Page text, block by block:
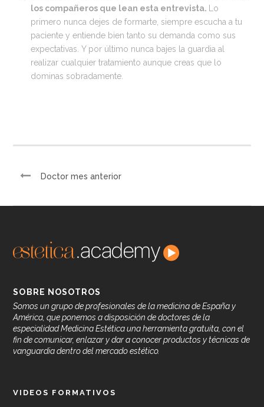
los compañeros que lean esta entrevista.
Lo
primero nunca dejes de formarte, siempre escucha a tu
paciente y entiende bien tanto su demanda como sus
expectativas. Y por último nunca bajes la guardia al
realizar cualquier tratamiento aunque creas que lo
dominas sobradamente.
Doctor mes anterior
SOBRE NOSOTROS
Somos un grupo de profesionales de la medicina de España y
América, que ponemos a disposición de doctores de la
especialidad Medicina Estética una herramienta gratuita, con el
fin de comunicar, enlazar y dar a conocer productos y técnicas de
vanguardia dentro del mercado estético.
VIDEOS FORMATIVOS